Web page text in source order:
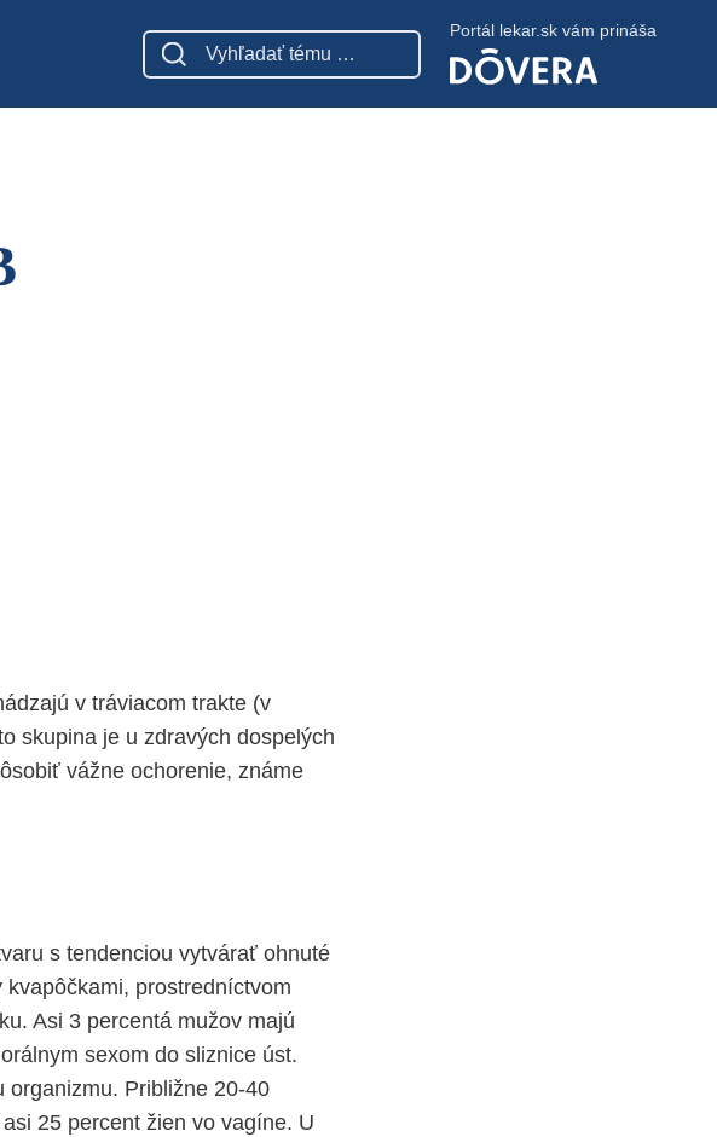
Portál lekar.sk vám prináša
v tráviacom trakte (v
skupina je u zdravých dospelých
vážne ochorenie, známe
s tendenciou vytvárať ohnuté
prostredníctvom
Asi 3 percentá mužov majú
sexom do sliznice úst.
organizmu. Približne 20-40
25 percent žien vo vagíne. U